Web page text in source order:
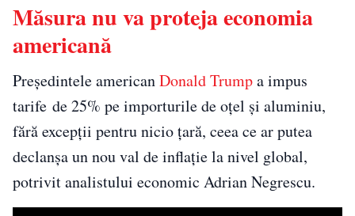
Măsura nu va proteja economia
americană
Președintele americanDonald Trumpa impus
tarife de 25% pe importurile de oțel și aluminiu,
fără excepții pentru nicio țară, ceea ce ar putea
declanșa un nou val de inflație la nivel global,
potrivit analistului economic Adrian Negrescu.